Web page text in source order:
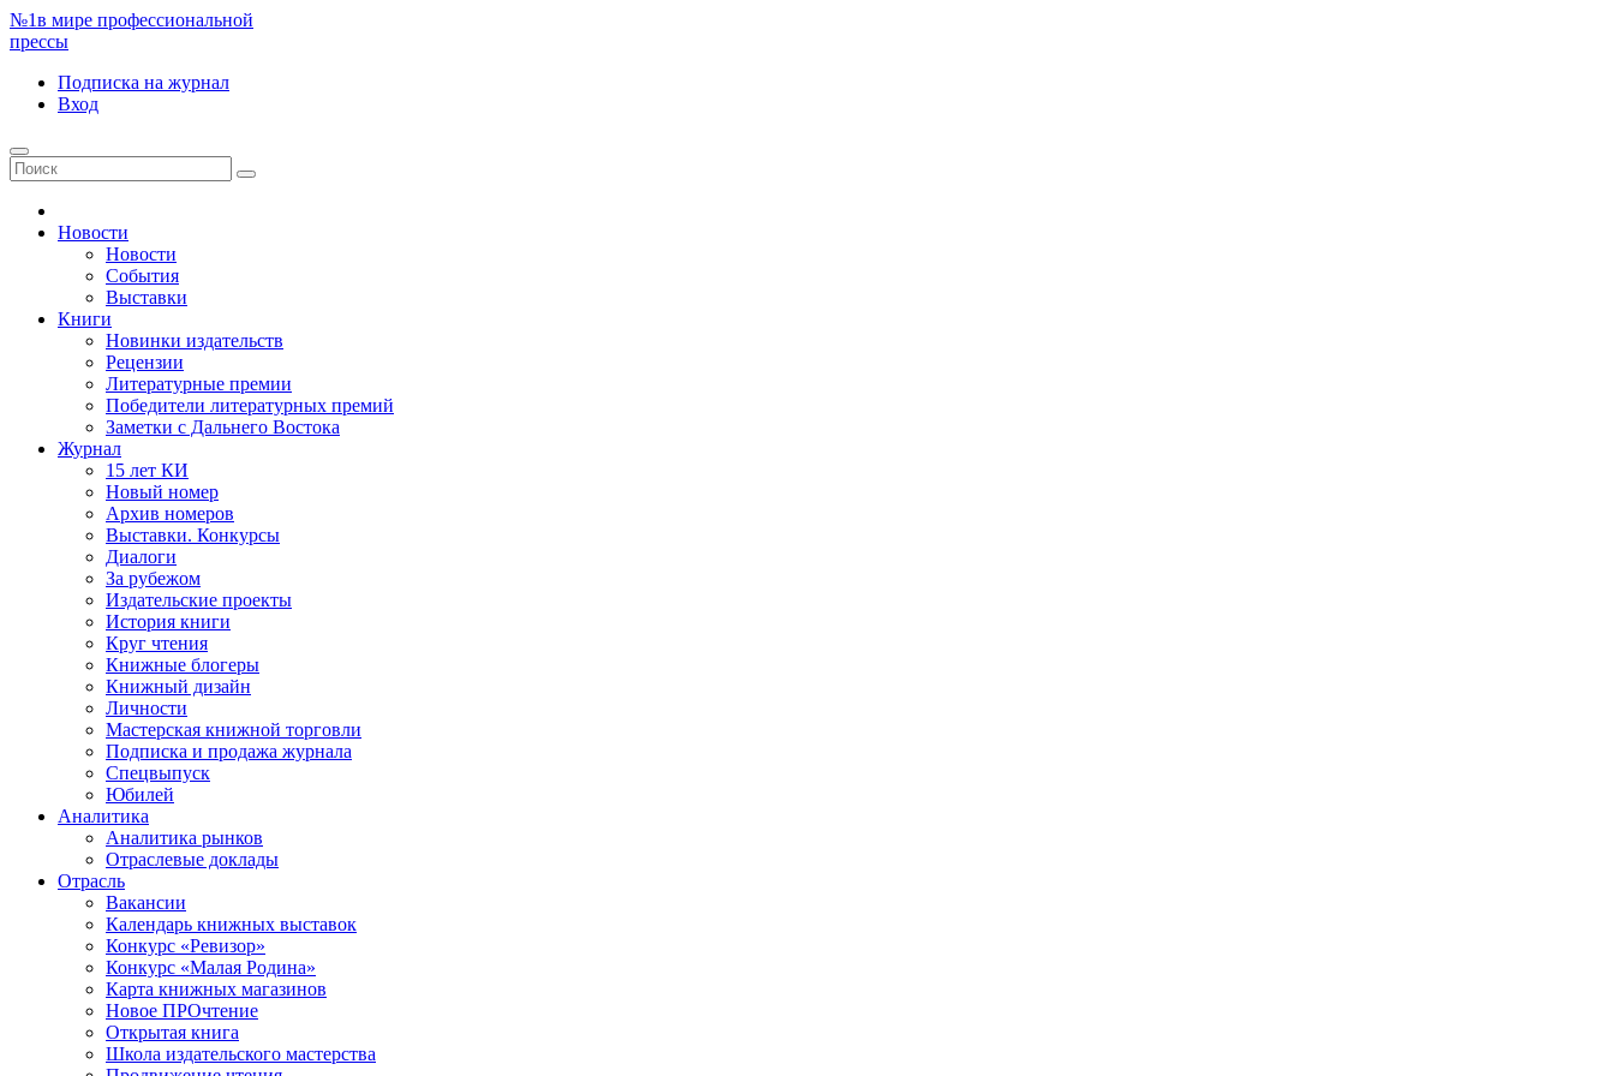
№1в мире профессиональной
прессы
Подписка на журнал
Вход
Новости
Новости
События
Выставки
Книги
Новинки издательств
Рецензии
Литературные премии
Победители литературных премий
Заметки с Дальнего Востока
Журнал
15 лет КИ
Новый номер
Архив номеров
Выставки. Конкурсы
Диалоги
За рубежом
Издательские проекты
История книги
Круг чтения
Книжные блогеры
Книжный дизайн
Личности
Мастерская книжной торговли
Подписка и продажа журнала
Спецвыпуск
Юбилей
Аналитика
Аналитика рынков
Отраслевые доклады
Отрасль
Вакансии
Календарь книжных выставок
Конкурс «Ревизор»
Конкурс «Малая Родина»
Карта книжных магазинов
Новое ПРОчтение
Открытая книга
Школа издательского мастерства